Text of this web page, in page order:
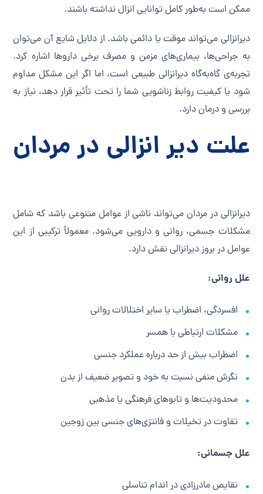
ممکن است به‌طور کامل توانایی انزال نداشته باشند.
دیرانزالی می‌تواند موقت یا دائمی باشد. از دلایل شایع آن می‌توان
به جراحی‌ها، بیماری‌های مزمن و مصرف برخی داروها اشاره کرد.
تجربه‌ی گاه‌به‌گاه دیرانزالی طبیعی است، اما اگر این مشکل مداوم
شود یا کیفیت روابط زناشویی شما را تحت تأثیر قرار دهد، نیاز به
بررسی و درمان دارد.
علت دیر انزالی در مردان
دیرانزالی در مردان می‌تواند ناشی از عوامل متنوعی باشد که شامل
مشکلات جسمی، روانی و دارویی می‌شود. معمولاً ترکیبی از این
عوامل در بروز دیرانزالی نقش دارد.
علل روانی:
افسردگی، اضطراب یا سایر اختلالات روانی
مشکلات ارتباطی با همسر
اضطراب بیش از حد درباره عملکرد جنسی
نگرش منفی نسبت به خود و تصویر ضعیف از بدن
محدودیت‌ها و تابوهای فرهنگی یا مذهبی
تفاوت در تخیلات و فانتزی‌های جنسی بین زوجین
علل جسمانی:
نقایص مادرزادی در اندام تناسلی